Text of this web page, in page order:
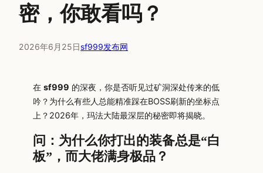
密，你敢看吗？
2026年6月25日sf999发布网
在 sf999 的深夜，你是否听见过矿洞深处传来的低
吟？为什么有些人总能精准踩在BOSS刷新的坐标点
上？2026年，玛法大陆最深层的秘密即将揭晓。
问：为什么你打出的装备总是“白
板”，而大佬满身极品？